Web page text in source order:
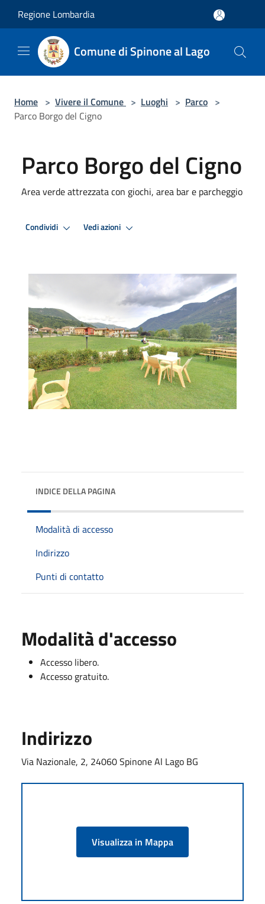
Regione Lombardia
Comune di Spinone al Lago
Home > Vivere il Comune > Luoghi > Parco >
Parco Borgo del Cigno
Parco Borgo del Cigno
Area verde attrezzata con giochi, area bar e parcheggio
Condividi Vedi azioni
INDICE DELLA PAGINA
Modalità di accesso
Indirizzo
Punti di contatto
Modalità d'accesso
Accesso libero.
Accesso gratuito.
Indirizzo
Via Nazionale, 2, 24060 Spinone Al Lago BG
Visualizza in Mappa